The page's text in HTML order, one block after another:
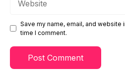
Save my name, email, and
time I comment.